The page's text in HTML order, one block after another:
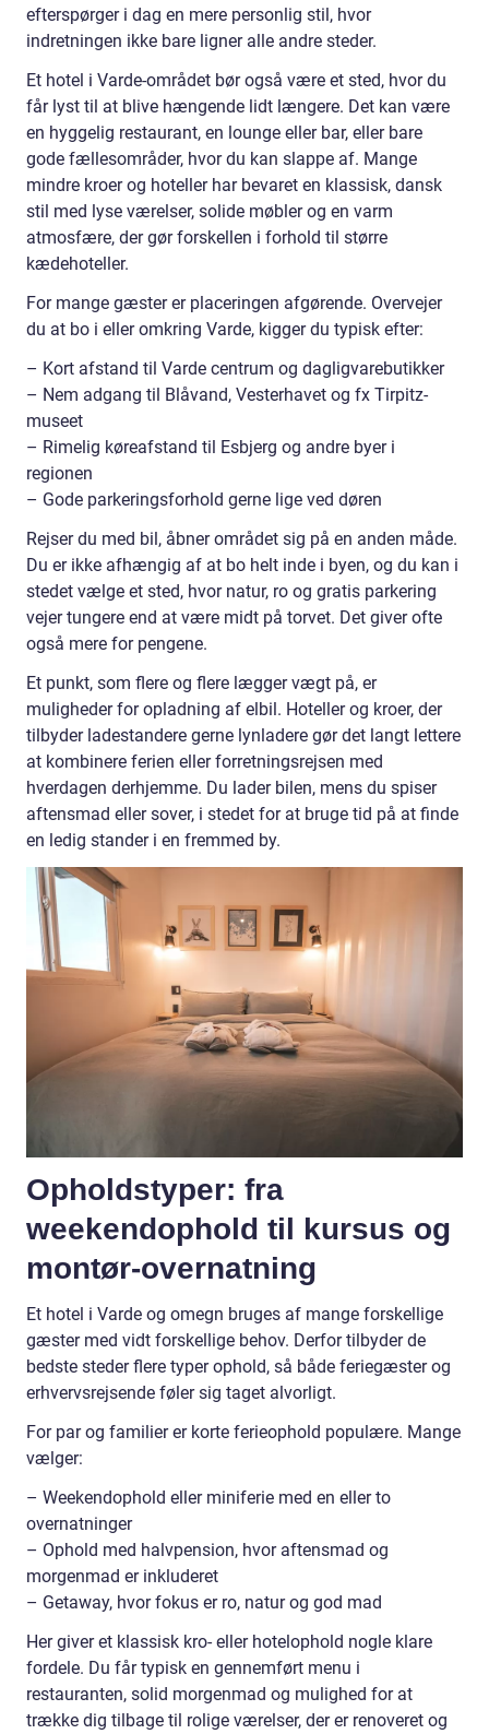
efterspørger i dag en mere personlig stil, hvor
indretningen ikke bare ligner alle andre steder.
Et hotel i Varde-området bør også være et sted, hvor du
får lyst til at blive hængende lidt længere. Det kan være
en hyggelig restaurant, en lounge eller bar, eller bare
gode fællesområder, hvor du kan slappe af. Mange
mindre kroer og hoteller har bevaret en klassisk, dansk
stil med lyse værelser, solide møbler og en varm
atmosfære, der gør forskellen i forhold til større
kædehoteller.
For mange gæster er placeringen afgørende. Overvejer
du at bo i eller omkring Varde, kigger du typisk efter:
– Kort afstand til Varde centrum og dagligvarebutikker
– Nem adgang til Blåvand, Vesterhavet og fx Tirpitz-
museet
– Rimelig køreafstand til Esbjerg og andre byer i
regionen
– Gode parkeringsforhold gerne lige ved døren
Rejser du med bil, åbner området sig på en anden måde.
Du er ikke afhængig af at bo helt inde i byen, og du kan i
stedet vælge et sted, hvor natur, ro og gratis parkering
vejer tungere end at være midt på torvet. Det giver ofte
også mere for pengene.
Et punkt, som flere og flere lægger vægt på, er
muligheder for opladning af elbil. Hoteller og kroer, der
tilbyder ladestandere gerne lynladere gør det langt lettere
at kombinere ferien eller forretningsrejsen med
hverdagen derhjemme. Du lader bilen, mens du spiser
aftensmad eller sover, i stedet for at bruge tid på at finde
en ledig stander i en fremmed by.
Opholdstyper: fra
weekendophold til kursus og
montør-overnatning
Et hotel i Varde og omegn bruges af mange forskellige
gæster med vidt forskellige behov. Derfor tilbyder de
bedste steder flere typer ophold, så både feriegæster og
erhvervsrejsende føler sig taget alvorligt.
For par og familier er korte ferieophold populære. Mange
vælger:
– Weekendophold eller miniferie med en eller to
overnatninger
– Ophold med halvpension, hvor aftensmad og
morgenmad er inkluderet
– Getaway, hvor fokus er ro, natur og god mad
Her giver et klassisk kro- eller hotelophold nogle klare
fordele. Du får typisk en gennemført menu i
restauranten, solid morgenmad og mulighed for at
trække dig tilbage til rolige værelser, der er renoveret og